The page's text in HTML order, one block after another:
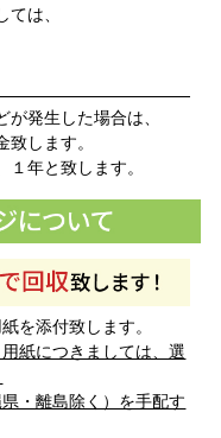
は、
発生した場合は、
します。
年と致します。
を添付致します。
紙につきましては、選
・離島除く）を手配す